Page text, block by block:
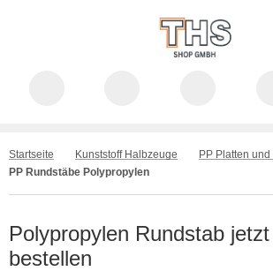
Startseite Kunststoff Halbzeuge
PP Rundstäbe Polypropylen
Polypropylen Rundstab
bestellen